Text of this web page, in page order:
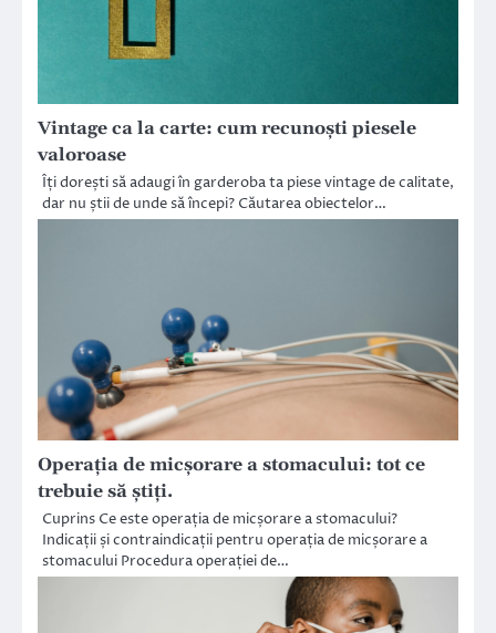
Vintage ca la carte: cum recunoști piesele
valoroase
Îți dorești să adaugi în garderoba ta piese vintage de calitate,
dar nu știi de unde să începi? Căutarea obiectelor…
Operația de micșorare a stomacului: tot ce
trebuie să știți.
Cuprins Ce este operația de micșorare a stomacului?
Indicații și contraindicații pentru operația de micșorare a
stomacului Procedura operației de…